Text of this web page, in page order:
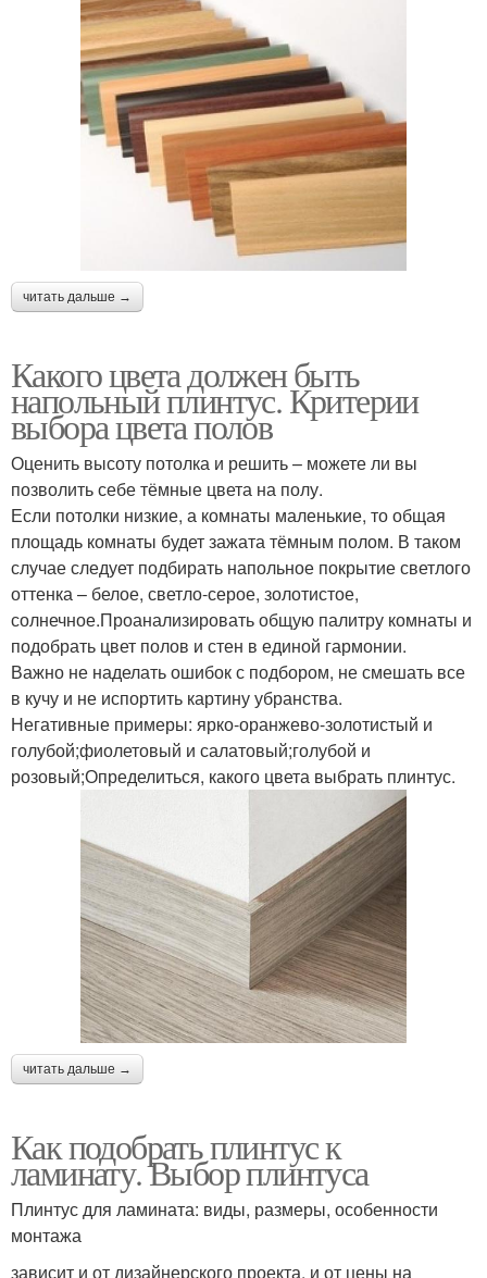
читать дальше →
Какого цвета должен быть
напольный плинтус. Критерии
выбора цвета полов
Оценить высоту потолка и решить – можете ли вы
позволить себе тёмные цвета на полу.
Если потолки низкие, а комнаты маленькие, то общая
площадь комнаты будет зажата тёмным полом. В таком
случае следует подбирать напольное покрытие светлого
оттенка – белое, светло-серое, золотистое,
солнечное.Проанализировать общую палитру комнаты и
подобрать цвет полов и стен в единой гармонии.
Важно не наделать ошибок с подбором, не смешать все
в кучу и не испортить картину убранства.
Негативные примеры: ярко-оранжево-золотистый и
голубой;фиолетовый и салатовый;голубой и
розовый;Определиться, какого цвета выбрать плинтус.
читать дальше →
Как подобрать плинтус к
ламинату. Выбор плинтуса
Плинтус для ламината: виды, размеры, особенности
монтажа
зависит и от дизайнерского проекта, и от цены на